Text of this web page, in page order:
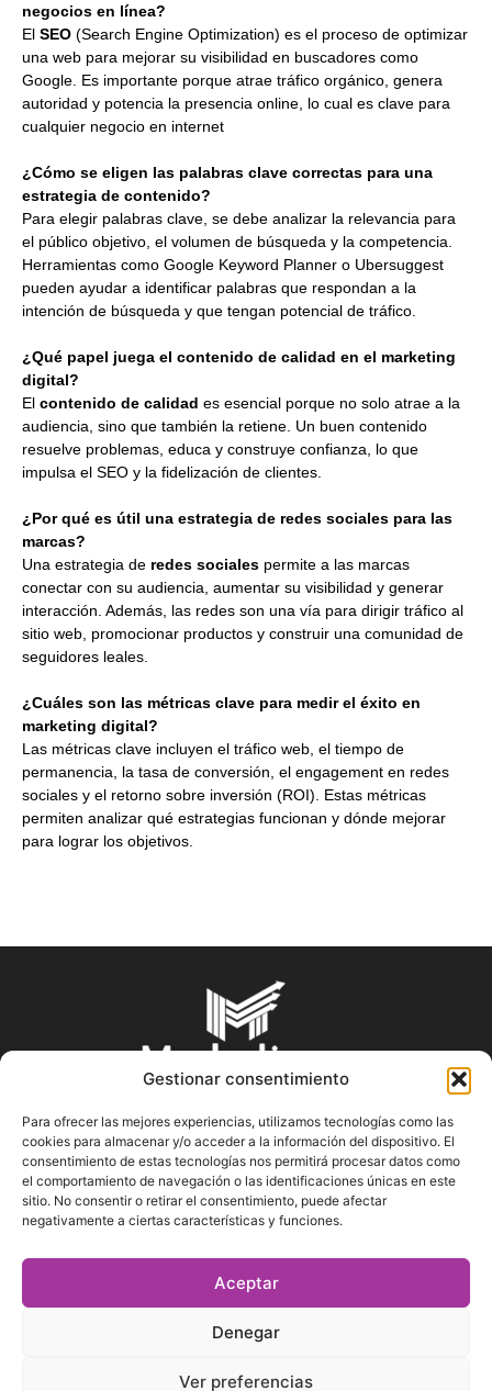
Gestionar consentimiento
Para ofrecer las mejores experiencias, utilizamos tecnologías como las
cookies para almacenar y/o acceder a la información del dispositivo. El
consentimiento de estas tecnologías nos permitirá procesar datos como
el comportamiento de navegación o las identificaciones únicas en este
sitio. No consentir o retirar el consentimiento, puede afectar
negativamente a ciertas características y funciones.
Aceptar
Denegar
Ver preferencias
negocios en línea?
El SEO (Search Engine Optimization) es el proceso de optimizar
una web para mejorar su visibilidad en buscadores como
Google. Es importante porque atrae tráfico orgánico, genera
autoridad y potencia la presencia online, lo cual es clave para
cualquier negocio en internet
¿Cómo se eligen las palabras clave correctas para una
estrategia de contenido?
Para elegir palabras clave, se debe analizar la relevancia para
el público objetivo, el volumen de búsqueda y la competencia.
Herramientas como Google Keyword Planner o Ubersuggest
pueden ayudar a identificar palabras que respondan a la
intención de búsqueda y que tengan potencial de tráfico.
¿Qué papel juega el contenido de calidad en el marketing
digital?
El contenido de calidad es esencial porque no solo atrae a la
audiencia, sino que también la retiene. Un buen contenido
resuelve problemas, educa y construye confianza, lo que
impulsa el SEO y la fidelización de clientes.
¿Por qué es útil una estrategia de redes sociales para las
marcas?
Una estrategia de redes sociales permite a las marcas
conectar con su audiencia, aumentar su visibilidad y generar
interacción. Además, las redes son una vía para dirigir tráfico al
sitio web, promocionar productos y construir una comunidad de
seguidores leales.
¿Cuáles son las métricas clave para medir el éxito en
marketing digital?
Las métricas clave incluyen el tráfico web, el tiempo de
permanencia, la tasa de conversión, el engagement en redes
sociales y el retorno sobre inversión (ROI). Estas métricas
permiten analizar qué estrategias funcionan y dónde mejorar
para lograr los objetivos.
SOBRE NOSOTROS
En Marketin.es encontrarás la más actualizada y veraz
información sobre el mundo del marketing; consejos
SÍGUENOS